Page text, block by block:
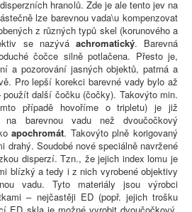
hranolů. Zde je ale tento jev na
lze barevnou vada\u kompenzovat
z různých typů skel (korunového a
se nazývá achromatický. Barevná
čočce silně potlačena. Přesto je,
a pozorování jasných objektů, patrná a
Pro lepší korekci barevné vady bylo až
použít další čočku (čočky). Takovýto min.
případě hovoříme o tripletu) je již
na barevnou vadu než dvoučočkový
apochromát. Takovýto plně korigovaný
drahý. Soudobé nové speciálně navržené
disperzí. Tzn., že jejich index lomu je
blízký a tedy i z nich vyrobené objektivy
vadu. Tyto materiály jsou výrobci
– nejčastěji ED (popř. jejich trošku
ED skla je možné vyrobit dvoučočkový,